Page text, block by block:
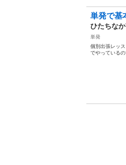
単発で基
ひたちな
単発
個別出張レッ
でやっている